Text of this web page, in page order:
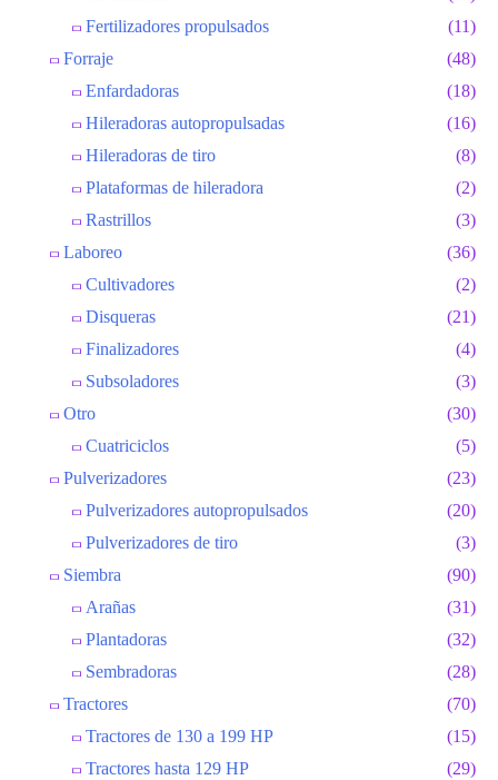
Fertilizadores propulsados
(11)
Forraje
(48)
Enfardadoras
(18)
Hileradoras autopropulsadas
(16)
Hileradoras de tiro
(8)
Plataformas de hileradora
(2)
Rastrillos
(3)
Laboreo
(36)
Cultivadores
(2)
Disqueras
(21)
Finalizadores
(4)
Subsoladores
(3)
Otro
(30)
Cuatriciclos
(5)
Pulverizadores
(23)
Pulverizadores autopropulsados
(20)
Pulverizadores de tiro
(3)
Siembra
(90)
Arañas
(31)
Plantadoras
(32)
Sembradoras
(28)
Tractores
(70)
Tractores de 130 a 199 HP
(15)
Tractores hasta 129 HP
(29)